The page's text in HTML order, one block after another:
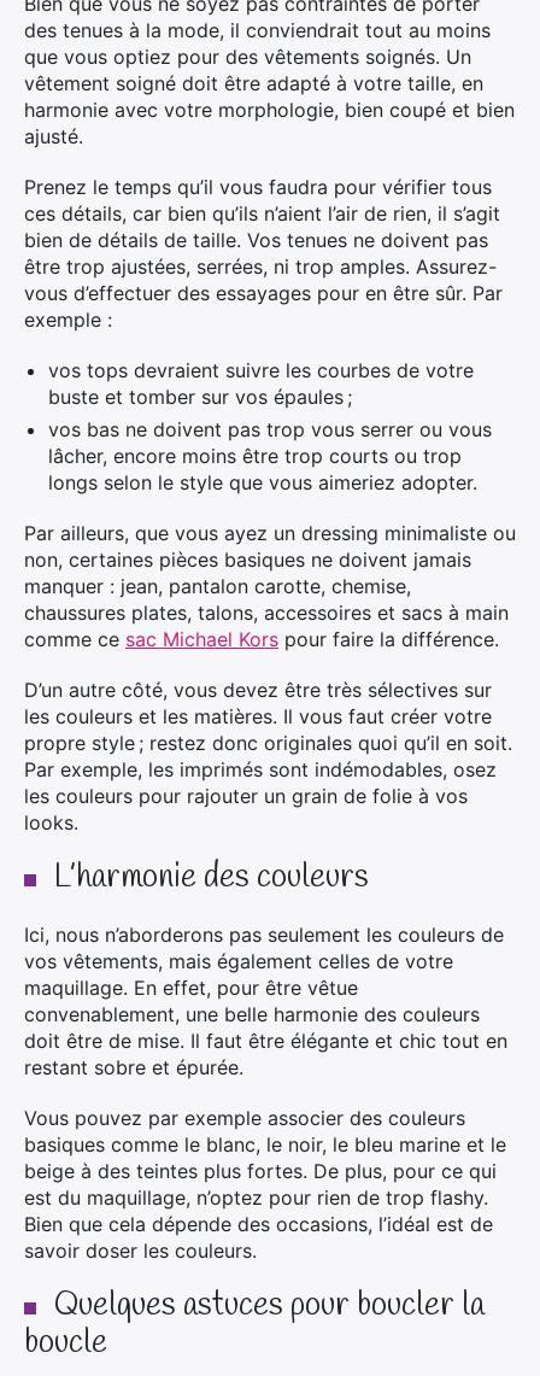
des tenues à la mode, il conviendrait tout au moins
que vous optiez pour des vêtements soignés. Un
vêtement soigné doit être adapté à votre taille, en
harmonie avec votre morphologie, bien coupé et bien
ajusté.
Prenez le temps qu’il vous faudra pour vérifier tous
ces détails, car bien qu’ils n’aient l’air de rien, il s’agit
bien de détails de taille. Vos tenues ne doivent pas
être trop ajustées, serrées, ni trop amples. Assurez-
vous d’effectuer des essayages pour en être sûr. Par
exemple :
vos tops devraient suivre les courbes de votre
buste et tomber sur vos épaules ;
vos bas ne doivent pas trop vous serrer ou vous
lâcher, encore moins être trop courts ou trop
longs selon le style que vous aimeriez adopter.
Par ailleurs, que vous ayez un dressing minimaliste ou
non, certaines pièces basiques ne doivent jamais
manquer : jean, pantalon carotte, chemise,
chaussures plates, talons, accessoires et sacs à main
comme ce sac Michael Kors pour faire la différence.
D’un autre côté, vous devez être très sélectives sur
les couleurs et les matières. Il vous faut créer votre
propre style ; restez donc originales quoi qu’il en soit.
Par exemple, les imprimés sont indémodables, osez
les couleurs pour rajouter un grain de folie à vos
looks.
L’harmonie des couleurs
Ici, nous n’aborderons pas seulement les couleurs de
vos vêtements, mais également celles de votre
maquillage. En effet, pour être vêtue
convenablement, une belle harmonie des couleurs
doit être de mise. Il faut être élégante et chic tout en
restant sobre et épurée.
Vous pouvez par exemple associer des couleurs
basiques comme le blanc, le noir, le bleu marine et le
beige à des teintes plus fortes. De plus, pour ce qui
est du maquillage, n’optez pour rien de trop flashy.
Bien que cela dépende des occasions, l’idéal est de
savoir doser les couleurs.
Quelques astuces pour boucler la
boucle